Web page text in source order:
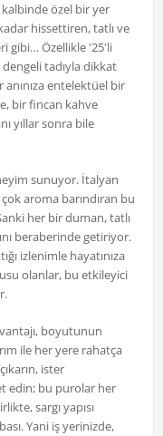
özel bir yer
hissettiren, tatlı ve
gibi… Özellikle '25'li
tadıyla dikkat
entelektüel bir
bir fincan kahve
yıllar sonra bile
sunuyor. İtalyan
aroma barındıran bu
her bir duman, tatlı
beraberinde getiriyor.
izlenimle hayatınıza
olanlar, bu etkileyici
boyutunun
ile her yere rahatça
ister
edin; bu purolar her
sargı yapısı
Yani iş yerinizde,